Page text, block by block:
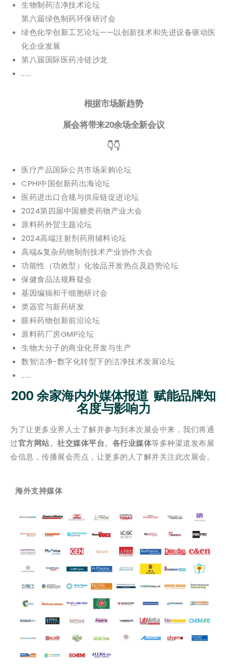
生物制药洁净技术论坛
第六届绿色制药环保研讨会
绿色化学创新工艺论坛——以创新技术和先进设备驱动医
化企业发展
第八届国际医药冷链沙龙
……
根据市场新趋势
展会将带来20余场全新会议
👇👇
医疗产品国际公共市场采购论坛
CPHI中国创新药出海论坛
医药进出口合规与供应链促进论坛
2024第四届中国糖类药物产业大会
原料药外贸主题论坛
2024高端注射剂药用辅料论坛
高端&复杂药物制剂技术产业协作大会
功能性（功效型）化妆品开发热点及趋势论坛
保健食品法规释疑会
基因编辑和干细胞研讨会
类器官与新药研发
眼科药物创新前沿论坛
原料药厂房GMP论坛
生物大分子的商业化开发与生产
数智洁净-数字化转型下的洁净技术发展论坛
……
200 余家海内外媒体报道 赋能品牌知
名度与影响力
为了让更多业界人士了解并参与到本次展会中来，我们将通
过官方网站、社交媒体平台、各行业媒体等多种渠道发布展
会信息，传播展会亮点，让更多的人了解并关注此次展会。
海外支持媒体